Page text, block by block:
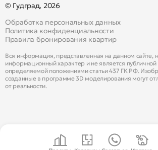
© Гудград, 2026
Обработка персональных данных
Политика конфиденциальности
Правила бронирования квартир
Вся информация, представленная на данном сайте,
информационный характер и не является
определяемой положениями статьи 437 ГК РФ.
созданные в программе 3D моделирования могут
от реальности.